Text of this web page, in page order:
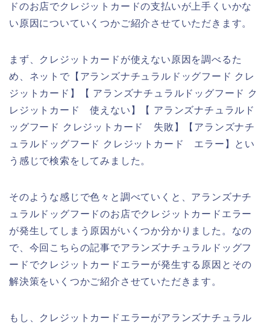
ドのお店でクレジットカードの支払いが上手くいかな
い原因についていくつかご紹介させていただきます。
まず、クレジットカードが使えない原因を調べるた
め、ネットで【アランズナチュラルドッグフード クレ
ジットカード】【 アランズナチュラルドッグフード ク
レジットカード 使えない】【 アランズナチュラルド
ッグフード クレジットカード 失敗】【アランズナチ
ュラルドッグフード クレジットカード エラー】とい
う感じで検索をしてみました。
そのような感じで色々と調べていくと、アランズナチ
ュラルドッグフードのお店でクレジットカードエラー
が発生してしまう原因がいくつか分かりました。なの
で、今回こちらの記事でアランズナチュラルドッグフ
ードでクレジットカードエラーが発生する原因とその
解決策をいくつかご紹介させていただきます。
もし、クレジットカードエラーがアランズナチュラル